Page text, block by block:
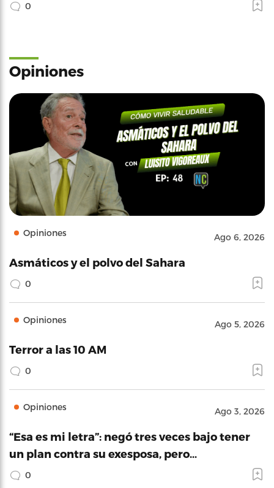
0
Opiniones
Opiniones Ago 6, 2026
Asmáticos y el polvo del Sahara
0
Opiniones Ago 5, 2026
Terror a las 10 AM
0
Opiniones Ago 3, 2026
“Esa es mi letra”: negó tres veces bajo tener
un plan contra su exesposa, pero…
0